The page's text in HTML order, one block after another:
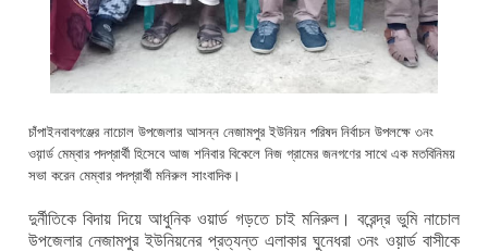
চাঁপাইনবাবগঞ্জের নাচোল উপজেলার আসন্ন নেজামপুর ইউনিয়ন পরিষদ নির্বাচন উপলক্ষে ৩নং
ওয়়ার্ড মেম্বার পদপ্রার্থী হিসেবে আজ শনিবার বিকেলে নিজ গ্রামের জনগণের সাথে এক মতবিনিময়
সভা করেন মেম্বার পদপ্রার্থী মনিরুল সাংবাদিক।
দুর্নীতিকে বিদায় দিয়ে আধুনিক ওয়ার্ড গড়তে চাই মনিরুল। বরেন্দ্র ভুমি নাচোল
উপজেলার নেজামপুর ইউনিয়নের প্রত্যন্ত এলাকার ঘুনেধরা ৩নং ওয়়ার্ড বাসীকে